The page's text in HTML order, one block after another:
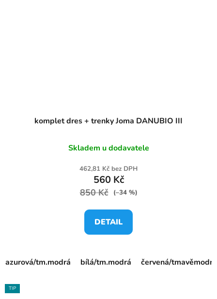
komplet dres + trenky Joma DANUBIO III
Skladem u dodavatele
462,81 Kč bez DPH
560 Kč
850 Kč (–34 %)
DETAIL
azurová/tm.modrá bílá/tm.modrá červená/tmavěmodrá
TIP